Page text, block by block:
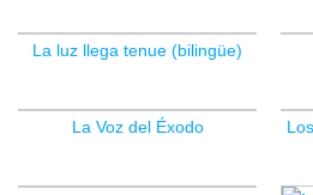
La luz llega tenue (bilingüe)
La Voz del Éxodo